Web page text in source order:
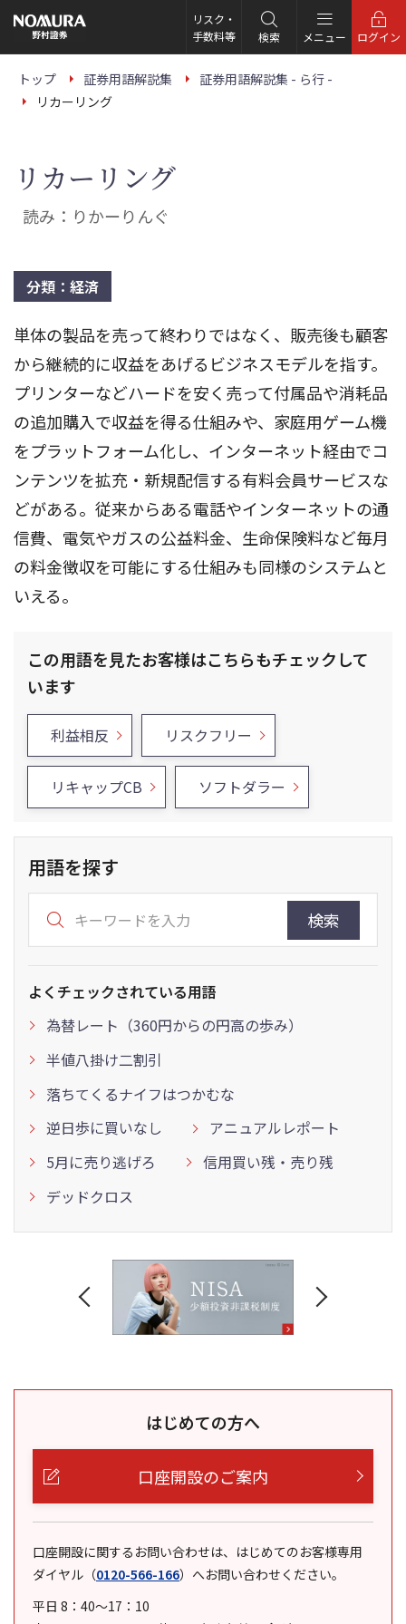
の
ー
リスク・
手数料等
検索 メニュー ログイン
トップ 証券用語解説集
証券用語解説集 - ら行 -
リカーリング
リカーリング
読み：りかーりんぐ
分類：経済
単体の製品を売って終わりではなく、販売後も顧客
から継続的に収益をあげるビジネスモデルを指す。
プリンターなどハードを安く売って付属品や消耗品
の追加購入で収益を得る仕組みや、家庭用ゲーム機
をプラットフォーム化し、インターネット経由でコ
ンテンツを拡充・新規配信する有料会員サービスな
どがある。従来からある電話やインターネットの通
信費、電気やガスの公益料金、生命保険料など毎月
の料金徴収を可能にする仕組みも同様のシステムと
いえる。
この用語を見たお客様はこちらもチェックして
います
利益相反 リスクフリー
リキャップCB ソフトダラー
用語を探す
検索
よくチェックされている用語
為替レート（360円からの円高の歩み）
半値八掛け二割引
落ちてくるナイフはつかむな
逆日歩に買いなし
アニュアルレポート
5月に売り逃げろ
信用買い残・売り残
デッドクロス
はじめての方へ
口座開設のご案内
口座開設に関するお問い合わせは、はじめてのお客様専用
ダイヤル （0120-566-166） へお問い合わせください。
平日 8：40～17：10